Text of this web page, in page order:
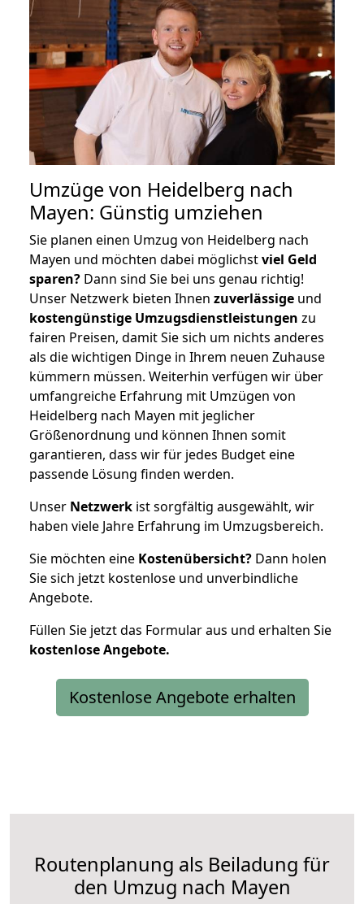
Umzüge von Heidelberg nach
Mayen: Günstig umziehen
Sie planen einen Umzug von Heidelberg nach
Mayen und möchten dabei möglichstviel Geld
sparen? Dann sind Sie bei uns genau richtig!
Unser Netzwerk bieten Ihnen zuverlässige und
kostengünstige Umzugsdienstleistungen zu
fairen Preisen, damit Sie sich um nichts anderes
als die wichtigen Dinge in Ihrem neuen Zuhause
kümmern müssen. Weiterhin verfügen wir über
umfangreiche Erfahrung mit Umzügen von
Heidelberg nach Mayen mit jeglicher
Größenordnung und können Ihnen somit
garantieren, dass wir für jedes Budget eine
passende Lösung finden werden.
Unser Netzwerk ist sorgfältig ausgewählt, wir
haben viele Jahre Erfahrung im Umzugsbereich.
Sie möchten eine Kostenübersicht? Dann holen
Sie sich jetzt kostenlose und unverbindliche
Angebote.
Füllen Sie jetzt das Formular aus und erhalten Sie
kostenloseAngebote.
Kostenlose Angebote erhalten
Routenplanung als Beiladung für
den Umzug nach Mayen